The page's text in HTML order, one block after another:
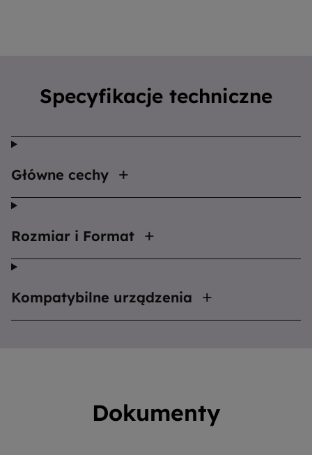
Specyfikacje techniczne
Główne cechy
Rozmiar i Format
Kompatybilne urządzenia
Dokumenty